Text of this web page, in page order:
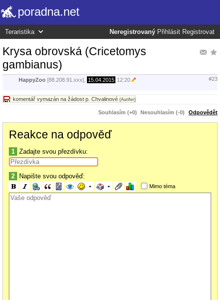
poradna.net
Neregistrovaný Přihlásit Registrovat
Krysa obrovská (Cricetomys
gambianus)
HappyZoo [88.208.91.xxx], 15.04.2015 12:20 #23
komentář vymazán na žádost p. Chvalinové (Aurifer)
Souhlasím (+0) Nesouhlasím (-0) Odpovědět
Reakce na odpověď
1 Zadajte svou přezdívku:
2 Napište svou odpověď:
Mimo téma